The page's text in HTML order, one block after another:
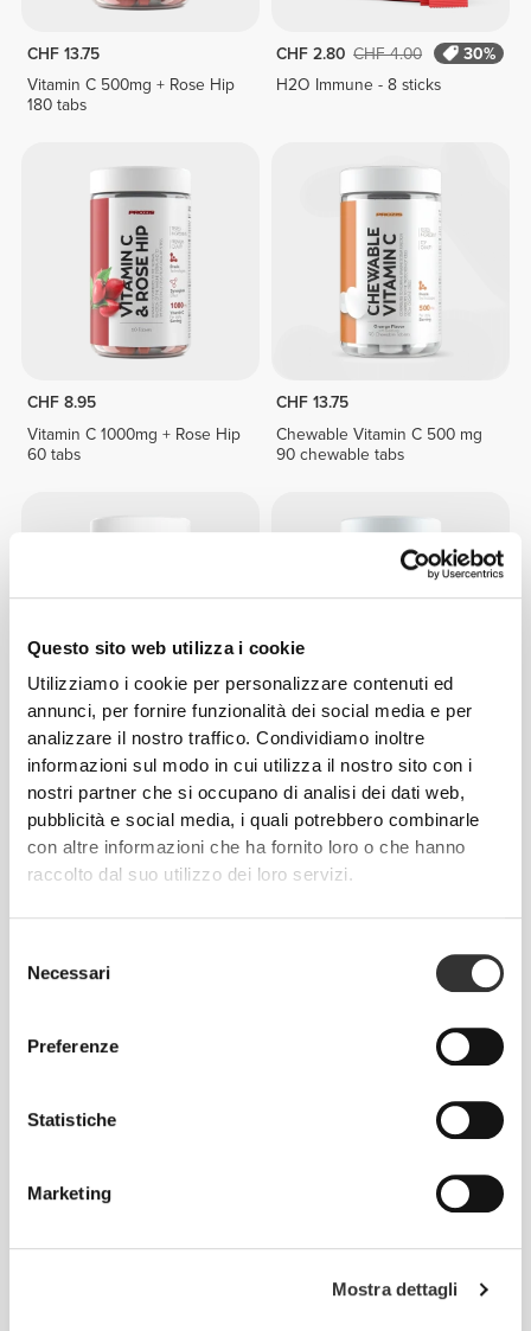
Questo sito web utilizza i cookie
Utilizziamo i cookie per personalizzare contenuti ed
annunci, per fornire funzionalità dei social media e per
analizzare il nostro traffico. Condividiamo inoltre
informazioni sul modo in cui utilizza il nostro sito con i
nostri partner che si occupano di analisi dei dati web,
pubblicità e social media, i quali potrebbero combinarle
con altre informazioni che ha fornito loro o che hanno
raccolto dal suo utilizzo dei loro servizi.
delNecessari
Preferenze
Statistiche
Marketing
Mostra dettagli
CHF 13.75
Vitamin C 500mg + Rose Hip
180 tabs
CHF 2.80 CHF 4.00
30%
H2O Immune - 8 sticks
CHF 8.95
Vitamin C 1000mg + Rose Hip
60 tabs
CHF 13.75
Chewable Vitamin C 500 mg
90 chewable tabs
Acido Folico - Vitamina B9
500 mcg 60 capsule vegane
Vitamina E Naturale 400iu 60
softgels
Vitamina D3 Vegana 60
25%
Niacina Vitamina B3 500 mg